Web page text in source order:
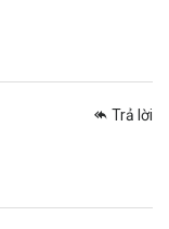
Trả lời